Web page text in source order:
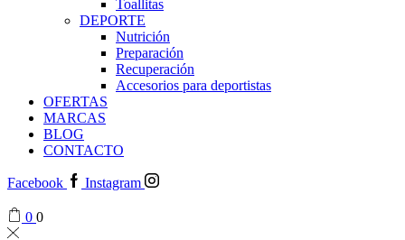
Toallitas
DEPORTE
Nutrición
Preparación
Recuperación
Accesorios para deportistas
OFERTAS
MARCAS
BLOG
CONTACTO
Facebook Instagram
0 0